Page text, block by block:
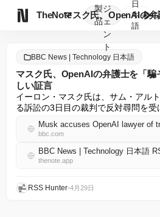
TheNote
製
品
ジ
ェ
ン
ト
日
本
語
BBC News | Technology 日本語
マスク氏、OpenAIの弁護士を「
しい証言
イーロン・マスク氏は、サム・アル
る訴訟の3日目の裁判で反対尋問を受
bbc.com
BBC News | Technology 日本語
thenote.app
RSS Hunter•4月29日